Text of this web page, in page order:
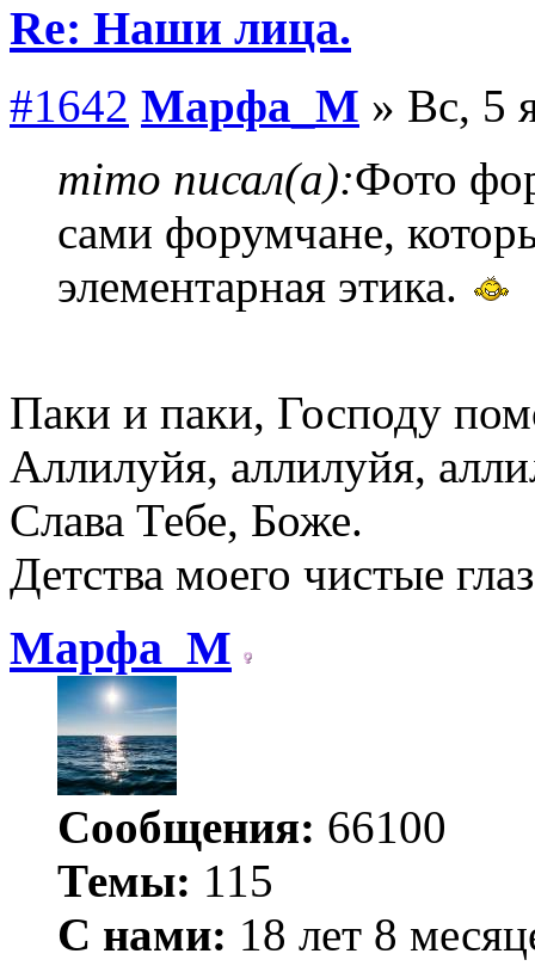
Re: Наши лица.
#1642 Марфа_М » Вс, 5
mimo писал(а):Фото
сами форумчане,
элементарная этика.
Паки и паки, Господу
Аллилуйя, аллилуйя,
Слава Тебе, Боже.
Детства моего чистые
Марфа_М
Сообщения: 66100
Темы: 115
С нами: 18 лет 8